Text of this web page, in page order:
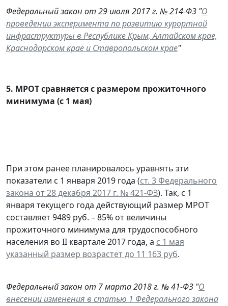
Федеральный закон от 29 июля 2017 г. № 214-ФЗ "О
проведении эксперимента по развитию курортной
инфраструктуры в Республике Крым, Алтайском крае,
Краснодарском крае и Ставропольском крае"
5. МРОТ сравняется с размером прожиточного
минимума (с 1 мая)
При этом ранее планировалось уравнять эти
показатели с 1 января 2019 года (ст. 3 Федерального
закона от 28 декабря 2017 г. № 421-ФЗ). Так, с 1
января текущего года действующий размер МРОТ
составляет 9489 руб. – 85% от величины
прожиточного минимума для трудоспособного
населения во II квартале 2017 года, а с 1 мая
указанный размер возрастет до 11 163 руб.
Федеральный закон от 7 марта 2018 г. № 41-ФЗ "О
внесении изменения в статью 1 Федерального закона